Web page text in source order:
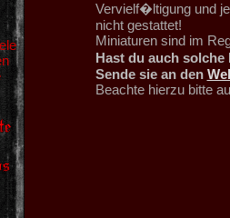
Vervielf�ltigung und
nicht gestattet!
Miniaturen sind im
Hast du auch
Sende sie an den
Beachte hierzu bitte